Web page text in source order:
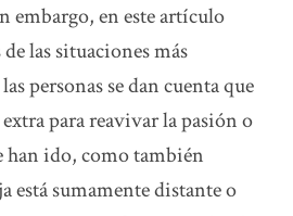
embargo, en este artículo
las situaciones más
personas se dan cuenta que
para reavivar la pasión o
han ido, como también
está sumamente distante o